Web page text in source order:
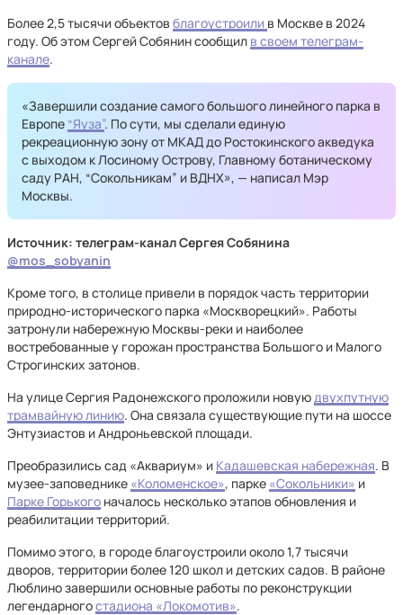
Более 2,5 тысячи объектов благоустроили в Москве в 2024
году. Об этом Сергей Собянин сообщил в своем телеграм-
канале.
«Завершили создание самого большого линейного парка в
Европе “Яуза”. По сути, мы сделали единую
рекреационную зону от МКАД до Ростокинского акведука
с выходом к Лосиному Острову, Главному ботаническому
саду РАН, “Сокольникам” и ВДНХ», — написал Мэр
Москвы.
Источник: телеграм-канал Сергея Собянина
@mos_sobyanin
Кроме того, в столице привели в порядок часть территории
природно-исторического парка «Москворецкий». Работы
затронули набережную Москвы-реки и наиболее
востребованные у горожан пространства Большого и Малого
Строгинских затонов.
На улице Сергия Радонежского проложили новуюдвухпутную
трамвайную линию. Она связала существующие пути на шоссе
Энтузиастов и Андроньевской площади.
Преобразились сад «Аквариум» и Кадашевская набережная. В
музее-заповеднике «Коломенское», парке «Сокольники» и
Парке Горького началось несколько этапов обновления и
реабилитации территорий.
Помимо этого, в городе благоустроили около 1,7 тысячи
дворов, территории более 120 школ и детских садов. В районе
Люблино завершили основные работы по реконструкции
легендарногостадиона «Локомотив».